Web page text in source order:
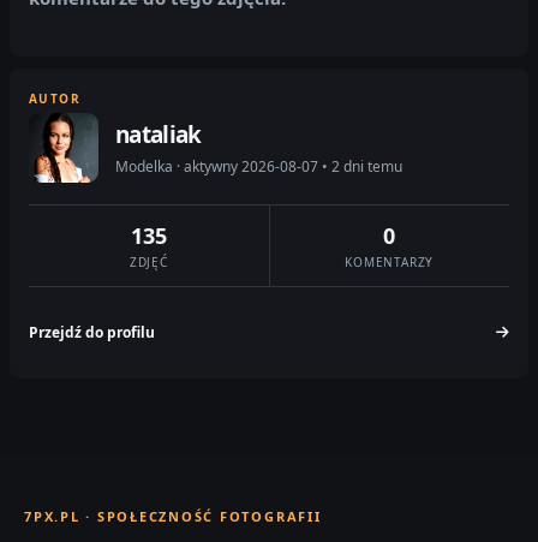
AUTOR
nataliak
Modelka · aktywny 2026-08-07 • 2 dni temu
135
ZDJĘĆ
0
KOMENTARZY
Przejdź do profilu
7PX.PL · SPOŁECZNOŚĆ FOTOGRAFII